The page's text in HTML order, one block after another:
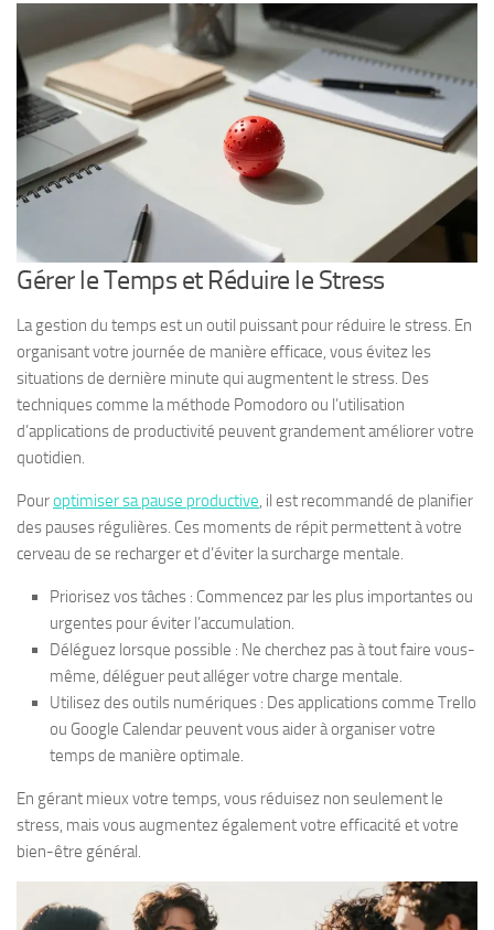
Gérer le Temps et Réduire le Stress
La gestion du temps est un outil puissant pour réduire le stress. En
organisant votre journée de manière efficace, vous évitez les
situations de dernière minute qui augmentent le stress. Des
techniques comme la méthode Pomodoro ou l’utilisation
d’applications de productivité peuvent grandement améliorer votre
quotidien.
Pouroptimiser sa pause productive, il est recommandé de planifier
des pauses régulières. Ces moments de répit permettent à votre
cerveau de se recharger et d’éviter la surcharge mentale.
Priorisez vos tâches : Commencez par les plus importantes ou
urgentes pour éviter l’accumulation.
Déléguez lorsque possible : Ne cherchez pas à tout faire vous-
même, déléguer peut alléger votre charge mentale.
Utilisez des outils numériques : Des applications comme Trello
ou Google Calendar peuvent vous aider à organiser votre
temps de manière optimale.
En gérant mieux votre temps, vous réduisez non seulement le
stress, mais vous augmentez également votre efficacité et votre
bien-être général.